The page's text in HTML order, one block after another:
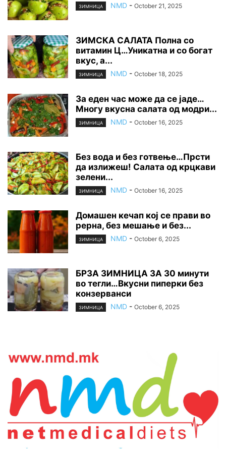
ЗИМНИЦА NMD - October 21, 2025
ЗИМСКА САЛАТА Полна со
витамин Ц…Уникатна и со богат
вкус, а...
ЗИМНИЦА NMD - October 18, 2025
За еден час може да се јаде…
Многу вкусна салата од модри...
ЗИМНИЦА NMD - October 16, 2025
Без вода и без готвење…Прсти
да излижеш! Салата од крцкави
зелени...
ЗИМНИЦА NMD - October 16, 2025
Домашен кечап кој се прави во
рерна, без мешање и без...
ЗИМНИЦА NMD - October 6, 2025
БРЗА ЗИМНИЦА ЗА 30 минути
во тегли…Вкусни пиперки без
конзерванси
ЗИМНИЦА NMD - October 6, 2025